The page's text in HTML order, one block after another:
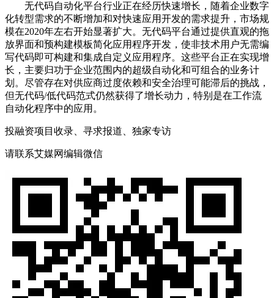
无代码自动化平台行业正在经历快速增长，随着企业数字
化转型需求的不断增加和对快速应用开发的需求提升，市场规
模在2020年左右开始显著扩大。无代码平台通过提供直观的拖
放界面和预构建模板简化应用程序开发，使非技术用户无需编
写代码即可构建和集成自定义应用程序。这些平台正在实现增
长，主要归功于企业范围内的超级自动化和可组合的业务计
划。尽管存在对供应商过度依赖和安全治理可能滞后的挑战，
但无代码/低代码范式仍然获得了增长动力，特别是在工作流
自动化程序中的应用。
投融资项目收录、寻求报道、独家专访
请联系艾媒网编辑微信